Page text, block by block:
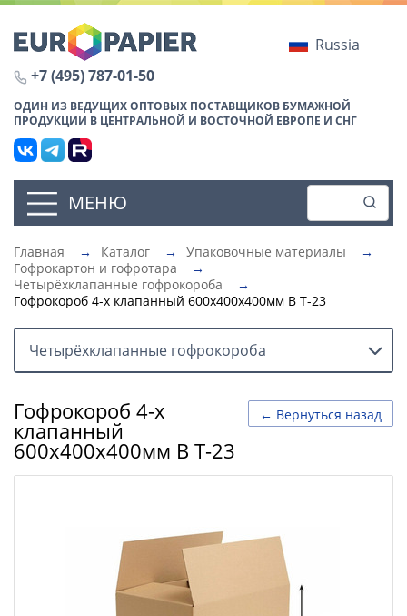
Russia
+7 (495) 787-01-50
ОДИН ИЗ ВЕДУЩИХ ОПТОВЫХ ПОСТАВЩИКОВ БУМАЖНОЙ
ПРОДУКЦИИ В ЦЕНТРАЛЬНОЙ И ВОСТОЧНОЙ ЕВРОПЕ И СНГ
МЕНЮ
Главная → Каталог → Упаковочные материалы
→
Гофрокартон и гофротара
→
Четырёхклапанные гофрокороба
→
Гофрокороб 4-х клапанный 600х400х400мм В Т-23
Четырёхклапанные гофрокороба
← Вернуться назад
Гофрокороб 4-х
клапанный
600х400х400мм В Т-23